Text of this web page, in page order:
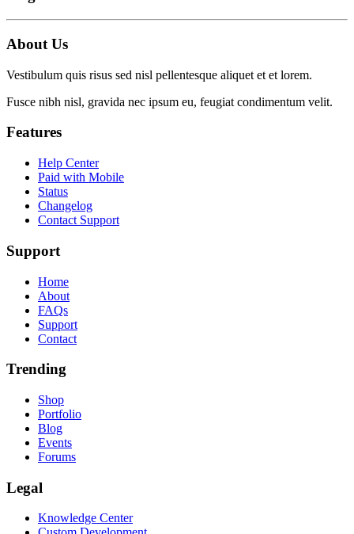
About Us
Vestibulum quis risus sed nisl pellentesque aliquet et et lorem.
Fusce nibh nisl, gravida nec ipsum eu, feugiat condimentum velit.
Features
Help Center
Paid with Mobile
Status
Changelog
Contact Support
Support
Home
About
FAQs
Support
Contact
Trending
Shop
Portfolio
Blog
Events
Forums
Legal
Knowledge Center